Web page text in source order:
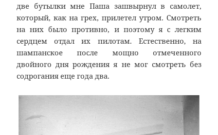
две бутылки мне Паша зашвырнул в самолет,
который, как на грех, прилетел утром. Смотреть
на них было противно, и поэтому я с легким
сердцем отдал их пилотам. Естественно, на
шампанское после мощно отмеченного
двойного дня рождения я не мог смотреть без
содрогания еще года два.